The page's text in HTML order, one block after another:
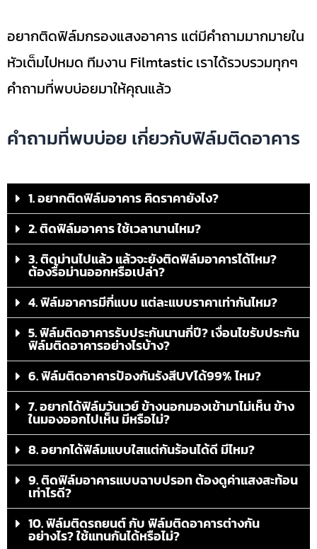
อยากติดฟิล์มกรองแสงอาคาร แต่มีคำถามมากมายใน
หัวเต็มไปหมด ทีมงาน Filmtastic เราได้รวบรวมทุกๆ
คำถามที่พบบ่อยมาให้คุณแล้ว
คำถามที่พบบ่อย เกี่ยวกับฟิล์มติดอาคาร
1. อยากติดฟิล์มอาคาร คิดราคายังไง?
2. ติดฟิล์มอาคาร ใช้เวลานานไหม?
3. ติดม่านไปแล้ว แล้วจะยังติดฟิล์มอาคารได้ไหม?
ต้องรื้อม่านออกหรือเปล่า?
4. ฟิล์มอาคารมีกี่แบบ แต่ละแบบราคาเท่ากันไหม?
5. ฟิล์มติดอาคารรับประกันนานกี่ปี? เงื่อนไขรับประกัน
ฟิล์มติดอาคารอย่างไรบ้าง?
6. ฟิล์มติดอาคารป้องกันรังสีUVได้99% ไหม?
7. อยากได้ฟิล์มวันเวย์ ข้างนอกมองเข้ามาไม่เห็น ข้าง
ในมองออกไปเห็น มีหรือไม่?
8. อยากได้ฟิล์มแบบใสแต่กันร้อนได้ดี มีไหม?
9. ติดฟิล์มอาคารแบบฉาบปรอท ต้องดูค่าแสงสะท้อน
เท่าไรดี?
10. ฟิล์มติดรถยนต์ กับ ฟิล์มติดอาคารต่างกัน
อย่างไร? ใช้แทนกันได้หรือไม่?